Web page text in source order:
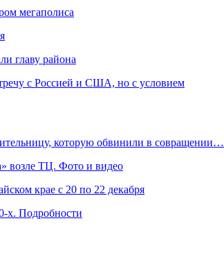
мегаполиса
главу района
с Россией и США, но с условием
которую обвинили в совращении…
возле ТЦ. Фото и видео
крае с 20 по 22 декабря
х. Подробности